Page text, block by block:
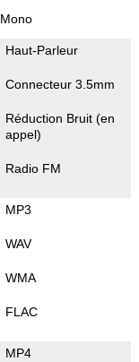
Mono
Haut-Parleur
Connecteur 3.5mm
Réduction Bruit (en
appel)
Radio FM
MP3
WAV
WMA
FLAC
MP4